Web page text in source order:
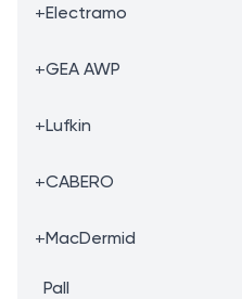
+Electramo
+GEA AWP
+Lufkin
+CABERO
+MacDermid
Pall